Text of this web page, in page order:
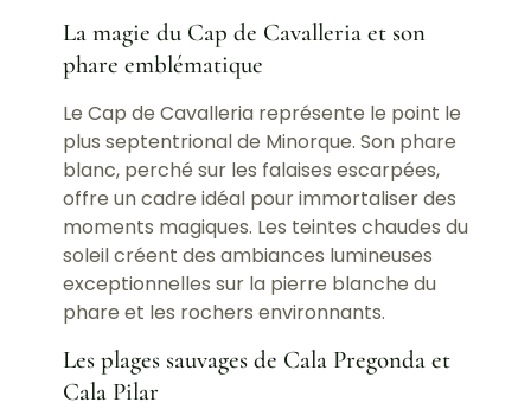
La magie du Cap de Cavalleria et son
phare emblématique
Le Cap de Cavalleria représente le point le
plus septentrional de Minorque. Son phare
blanc, perché sur les falaises escarpées,
offre un cadre idéal pour immortaliser des
moments magiques. Les teintes chaudes du
soleil créent des ambiances lumineuses
exceptionnelles sur la pierre blanche du
phare et les rochers environnants.
Les plages sauvages de Cala Pregonda et
Cala Pilar